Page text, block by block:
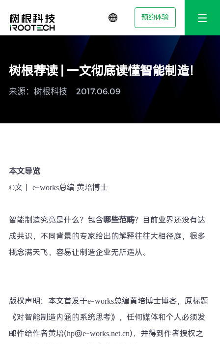
预约体验
树根荐读 | 一文彻底读懂智能制造！
来源：树根科技 2017.06.09
本文导览
©文丨 e-works总编 黄培博士
智能制造究竟是什么？包含哪些范畴？目前业界还没有达
成共识，不同背景的专家给出的解释往往大相径庭，很多
概念满天飞，容易让制造企业无所适从。
版权声明：本文首发于e-works总编黄培博士博客，原标题
《对智能制造内涵的系统思考》，任何媒体和个人必须发
邮件给作者黄培(hp@e-works.net.cn)，并得到作者授权之